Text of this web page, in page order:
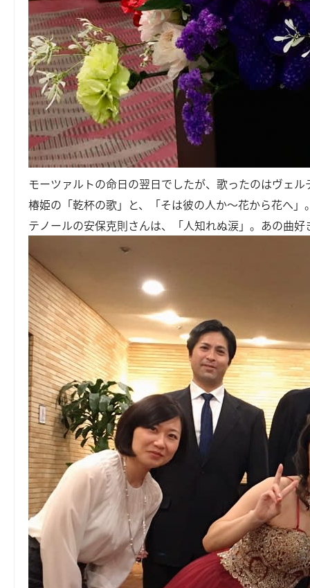
モーツァルトの命日の翌日でしたが、歌ったのはヴェ
椿姫の「乾杯の歌」と、「そは彼の人か～花から花へ」
テノールの安保克則さんは、「人知れぬ涙」。あの曲好